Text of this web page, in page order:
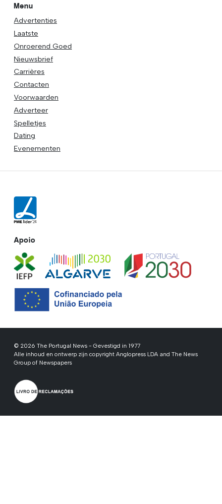
Menu
Advertenties
Laatste
Onroerend Goed
Nieuwsbrief
Carrières
Contacten
Voorwaarden
Adverteer
Spelletjes
Dating
Evenementen
Apoio
© 2026 The Portugal News - Gevestigd in 1977
Alle inhoud en ontwerp zijn copyright Anglopress LDA and The News
Group of Newspapers